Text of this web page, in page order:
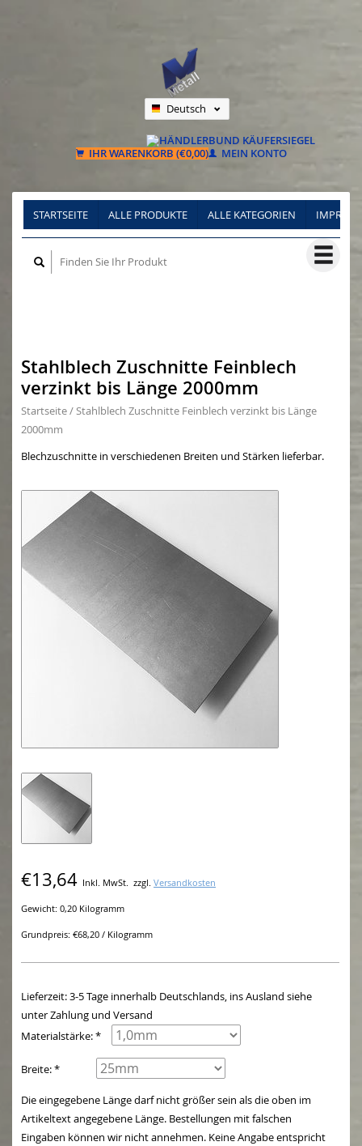
Deutsch
Français
IHR WARENKORB (€0,00) MEIN KONTO
STARTSEITE ALLE PRODUKTE ALLE KATEGORIEN
Stahlblech Zuschnitte Feinblech
verzinkt bis Länge 2000mm
Startseite/Stahlblech Zuschnitte Feinblech verzinkt bis Länge
2000mm
Blechzuschnitte in verschiedenen Breiten und Stärken lieferbar.
€13,64 Inkl. MwSt. zzgl. Versandkosten
Gewicht: 0,20 Kilogramm
Grundpreis: €68,20 / Kilogramm
Lieferzeit: 3-5 Tage innerhalb Deutschlands, ins Ausland siehe
unter Zahlung und Versand
Materialstärke: *
Breite: *
Die eingegebene Länge darf nicht größer sein als die oben im
Artikeltext angegebene Länge. Bestellungen mit falschen
Eingaben können wir nicht annehmen. Keine Angabe entspricht